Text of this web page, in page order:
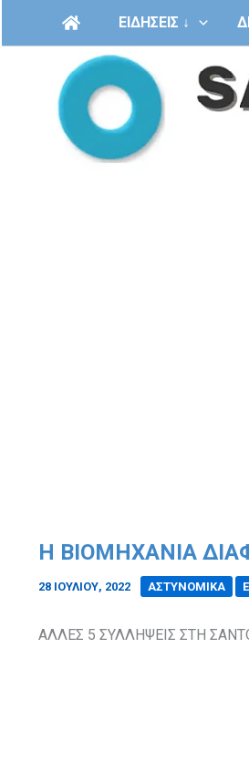
ΕΙΔΗΣΕΙΣ ↓
H BIOMHXANIA
28 ΙΟΥΛΊΟΥ, 2022 ΑΣΤΥΝΟΜΙΚΑ
ΑΛΛΕΣ 5 ΣΥΛΛΗΨΕΙΣ ΣΤΗ